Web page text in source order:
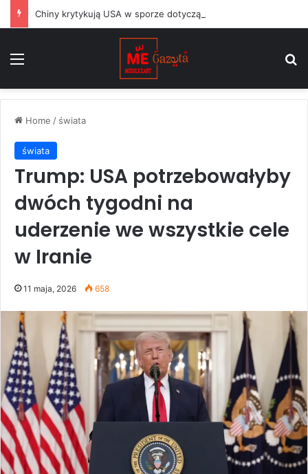
Home / świata
świata
Trump: USA potrzebowałyby
dwóch tygodni na
uderzenie we wszystkie cele
w Iranie
11 maja, 2026 658